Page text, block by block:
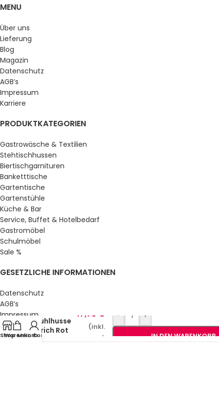
MENU
Über uns
Lieferung
Blog
Magazin
Datenschutz
AGB’s
Impressum
Karriere
PRODUKTKATEGORIEN
Gastrowäsche & Textilien
Stehtischhussen
Biertischgarnituren
Banketttische
Gartentische
Gartenstühle
Küche & Bar
Service, Buffet & Hotelbedarf
Gastromöbel
Schulmöbel
Sale %
GESETZLICHE INFORMATIONEN
Datenschutz
AGB’s
Impressum
Sitemap
Über uns
Shop
Warenkorb
Mein Konto
Stuhlhusse
Zürich Rot
17,79 €
(inkl.
MwSt.)
- +
IN DEN WARENKORB